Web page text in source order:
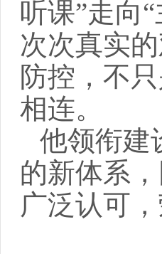
听课”走向
次次真实
防控，不
相连。
他领衔建
的新体系
广泛认可